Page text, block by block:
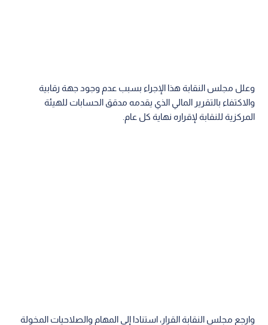
وعلل مجلس النقابة هذا الإجراء بسبب عدم وجود جهة رقابية
والاكتفاء بالتقرير المالي الذي يقدمه مدقق الحسابات للهيئة
المركزية للنقابة لإقراره نهاية كل عام.
وارجع مجلس النقابة القرار، استنادا إلى المهام والصلاحيات المخولة